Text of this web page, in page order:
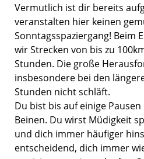
Vermutlich ist dir bereits
veranstalten hier keinen
Sonntagsspaziergang! Beim
wir Strecken von bis zu
Stunden. Die große
insbesondere bei den
Stunden nicht schläft.
Du bist bis auf einige
Beinen. Du wirst Müdigkeit
und dich immer häufiger
entscheidend, dich immer